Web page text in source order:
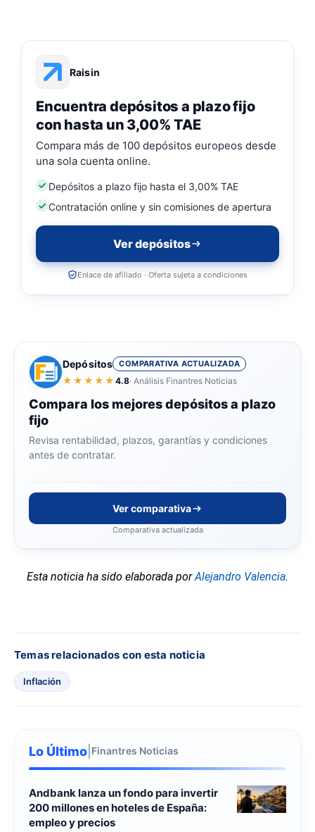
Raisin
Encuentra depósitos a plazo fijo
con hasta un 3,00% TAE
Compara más de 100 depósitos europeos desde
una sola cuenta online.
Depósitos a plazo fijo hasta el 3,00% TAE
Contratación online y sin comisiones de apertura
Ver depósitos
Enlace de afiliado · Oferta sujeta a condiciones
Depósitos COMPARATIVA ACTUALIZADA
★★★★★ 4.8· Análisis Finantres Noticias
Compara los mejores depósitos a plazo
fijo
Revisa rentabilidad, plazos, garantías y condiciones
antes de contratar.
Ver comparativa
Comparativa actualizada
Esta noticia ha sido elaborada porAlejandro Valencia.
Temas relacionados con esta noticia
Inflación
Lo Último Finantres Noticias
Andbank lanza un fondo para invertir
200 millones en hoteles de España:
empleo y precios